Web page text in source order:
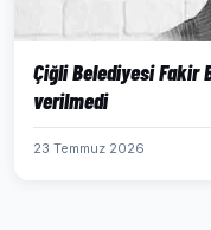
Çiğli Belediyesi Fakir
verilmedi
23 Temmuz 2026